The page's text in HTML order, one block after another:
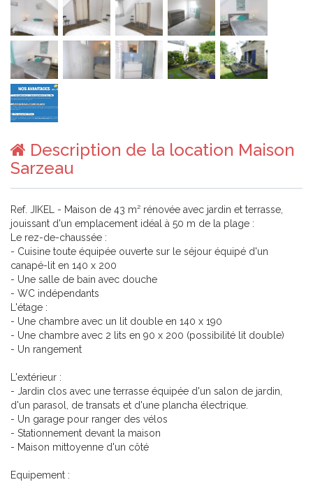
Description de la location Maison
Sarzeau
Ref. JIKEL - Maison de 43 m² rénovée avec jardin et terrasse,
jouissant d'un emplacement idéal à 50 m de la plage :
Le rez-de-chaussée :
- Cuisine toute équipée ouverte sur le séjour équipé d'un
canapé-lit en 140 x 200
- Une salle de bain avec douche
- WC indépendants
L'étage :
- Une chambre avec un lit double en 140 x 190
- Une chambre avec 2 lits en 90 x 200 (possibilité lit double)
- Un rangement
L'extérieur :
- Jardin clos avec une terrasse équipée d'un salon de jardin,
d'un parasol, de transats et d'une plancha électrique.
- Un garage pour ranger des vélos
- Stationnement devant la maison
- Maison mittoyenne d'un côté
Equipement :